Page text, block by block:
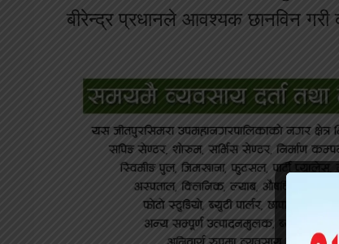
बीरेन्द्र प्रधानले आवश्यक छानविन गरी